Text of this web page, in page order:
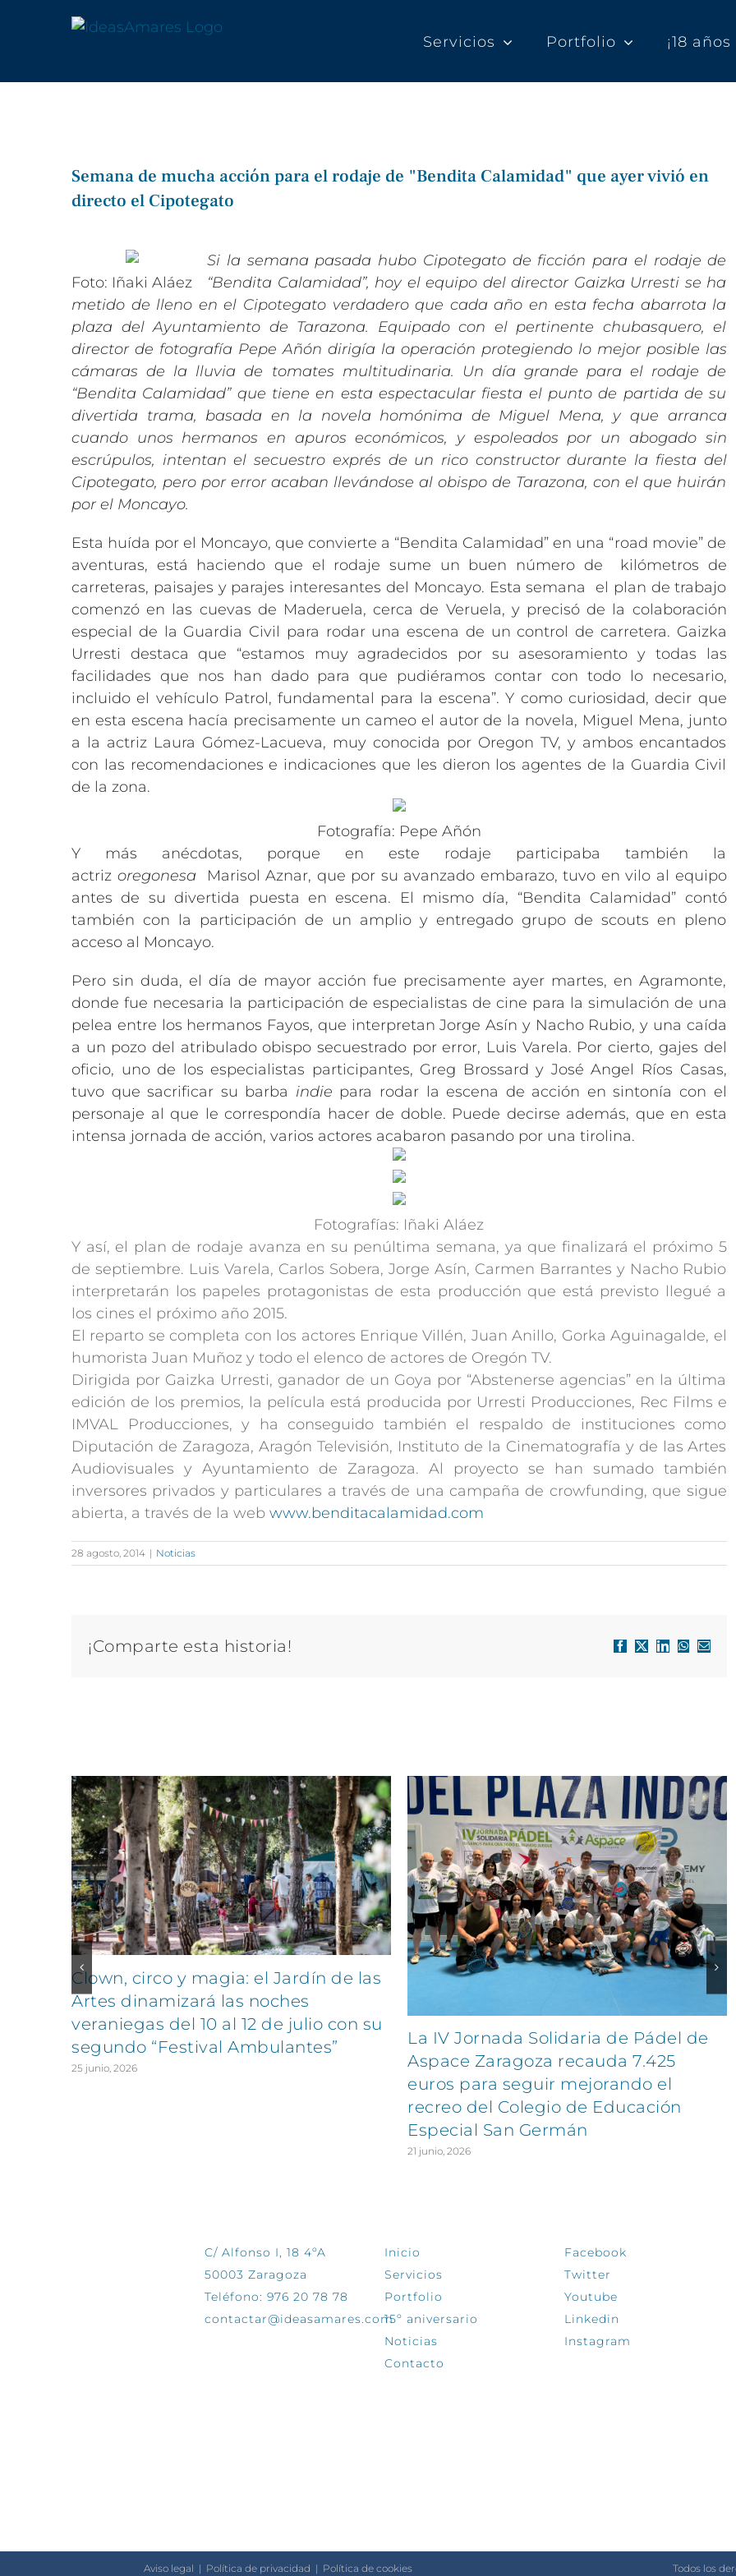
Servicios Portfolio ¡18
Semana de mucha acción para el rodaje de "Bendita Calamidad" que ayer vivió en
directo el Cipotegato
imagen
más
grande
Foto: Iñaki Aláez
Si la semana pasada hubo Cipotegato de ficción para el rodaje de
“Bendita Calamidad”, hoy el equipo del director Gaizka Urresti se ha
metido de lleno en el Cipotegato verdadero que cada año en esta fecha abarrota la
plaza del Ayuntamiento de Tarazona. Equipado con el pertinente chubasquero, el
director de fotografía Pepe Añón dirigía la operación protegiendo lo mejor posible las
cámaras de la lluvia de tomates multitudinaria. Un día grande para el rodaje de
“Bendita Calamidad” que tiene en esta espectacular fiesta el punto de partida de su
divertida trama, basada en la novela homónima de Miguel Mena, y que arranca
cuando unos hermanos en apuros económicos, y espoleados por un abogado sin
escrúpulos, intentan el secuestro exprés de un rico constructor durante la fiesta del
Cipotegato, pero por error acaban llevándose al obispo de Tarazona, con el que huirán
por el Moncayo.
Esta huída por el Moncayo, que convierte a “Bendita Calamidad” en una “road movie” de
aventuras, está haciendo que el rodaje sume un buen número de kilómetros de
carreteras, paisajes y parajes interesantes del Moncayo. Esta semana el plan de trabajo
comenzó en las cuevas de Maderuela, cerca de Veruela, y precisó de la colaboración
especial de la Guardia Civil para rodar una escena de un control de carretera. Gaizka
Urresti destaca que “estamos muy agradecidos por su asesoramiento y todas las
facilidades que nos han dado para que pudiéramos contar con todo lo necesario,
incluido el vehículo Patrol, fundamental para la escena”. Y como curiosidad, decir que
en esta escena hacía precisamente un cameo el autor de la novela, Miguel Mena, junto
a la actriz Laura Gómez-Lacueva, muy conocida por Oregon TV, y ambos encantados
con las recomendaciones e indicaciones que les dieron los agentes de la Guardia Civil
de la zona.
Fotografía: Pepe Añón
Y más anécdotas, porque en este rodaje participaba también la
actriz oregonesa Marisol Aznar, que por su avanzado embarazo, tuvo en vilo al equipo
antes de su divertida puesta en escena. El mismo día, “Bendita Calamidad” contó
también con la participación de un amplio y entregado grupo de scouts en pleno
acceso al Moncayo.
Pero sin duda, el día de mayor acción fue precisamente ayer martes, en Agramonte,
donde fue necesaria la participación de especialistas de cine para la simulación de una
pelea entre los hermanos Fayos, que interpretan Jorge Asín y Nacho Rubio, y una caída
a un pozo del atribulado obispo secuestrado por error, Luis Varela. Por cierto, gajes del
oficio, uno de los especialistas participantes, Greg Brossard y José Angel Ríos Casas,
tuvo que sacrificar su barba indie para rodar la escena de acción en sintonía con el
personaje al que le correspondía hacer de doble. Puede decirse además, que en esta
intensa jornada de acción, varios actores acabaron pasando por una tirolina.
Fotografías: Iñaki Aláez
Y así, el plan de rodaje avanza en su penúltima semana, ya que finalizará el próximo 5
de septiembre. Luis Varela, Carlos Sobera, Jorge Asín, Carmen Barrantes y Nacho Rubio
interpretarán los papeles protagonistas de esta producción que está previsto llegué a
los cines el próximo año 2015.
El reparto se completa con los actores Enrique Villén, Juan Anillo, Gorka Aguinagalde, el
humorista Juan Muñoz y todo el elenco de actores de Oregón TV.
Dirigida por Gaizka Urresti, ganador de un Goya por “Abstenerse agencias” en la última
edición de los premios, la película está producida por Urresti Producciones, Rec Films e
IMVAL Producciones, y ha conseguido también el respaldo de instituciones como
Diputación de Zaragoza, Aragón Televisión, Instituto de la Cinematografía y de las Artes
Audiovisuales y Ayuntamiento de Zaragoza. Al proyecto se han sumado también
inversores privados y particulares a través de una campaña de crowfunding, que sigue
abierta, a través de la web www.benditacalamidad.com
28 agosto, 2014 | Noticias
¡Comparte esta historia! Facebook
X LinkedInWhatsApp
Correo
Clown, circo y magia: el Jardín de las
Artes dinamizará las noches
veraniegas del 10 al 12 de julio con su
segundo “Festival Ambulantes”
25 junio, 2026
La IV Jornada Solidaria de Pádel de
Aspace Zaragoza recauda 7.425
euros para seguir mejorando el
recreo del Colegio de Educación
Especial San Germán
21 junio, 2026
C/ Alfonso I, 18 4ºA
50003 Zaragoza
Teléfono: 976 20 78 78
contactar@ideasamares.com
Inicio
Servicios
Portfolio
15º aniversario
Noticias
Contacto
Facebook
Twitter
Youtube
Linkedin
Instagram
Aviso legal | Política de privacidad | Política de cookies Todos los